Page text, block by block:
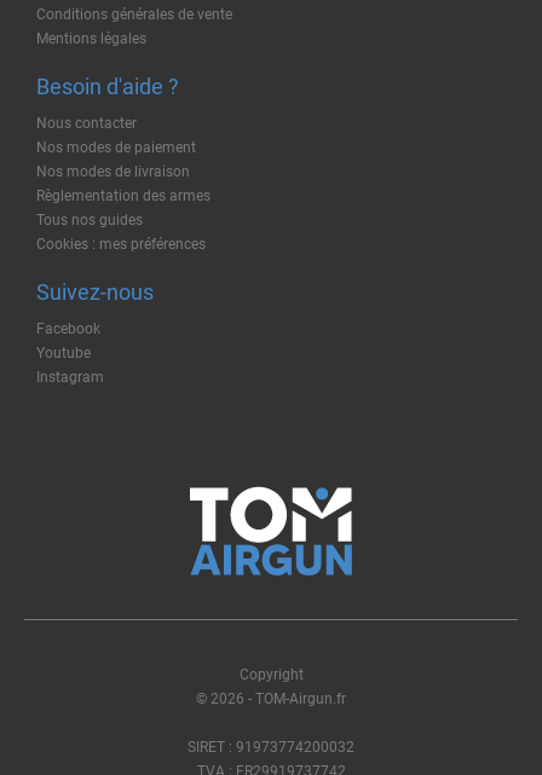
Conditions générales de vente
Mentions légales
Besoin d'aide ?
Nous contacter
Nos modes de paiement
Nos modes de livraison
Règlementation des armes
Tous nos guides
Cookies : mes préférences
Suivez-nous
Facebook
Youtube
Instagram
Copyright
© 2026 - TOM-Airgun.fr
SIRET : 91973774200032
TVA : FR29919737742